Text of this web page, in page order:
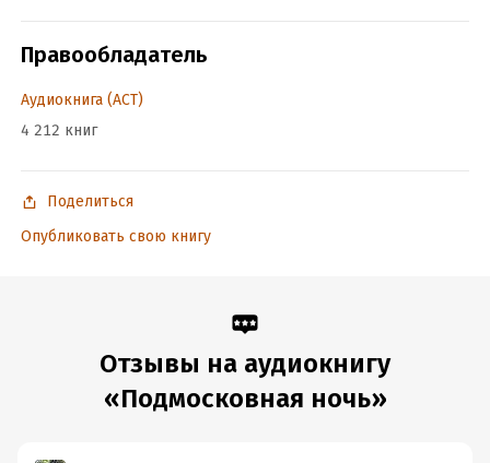
Правообладатель
Аудиокнига (АСТ)
4 212 книг
Поделиться
Опубликовать свою книгу
Отзывы на аудиокнигу
«Подмосковная ночь»